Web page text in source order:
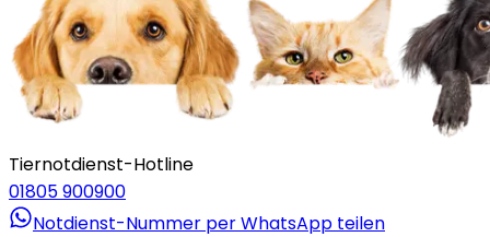
Tiernotdienst-Hotline
01805 900900
Notdienst-Nummer per WhatsApp teilen